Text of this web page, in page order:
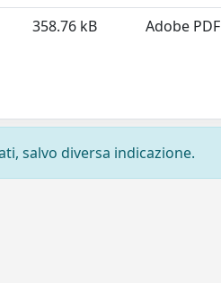
358.76 kB Adobe PDF
salvo diversa indicazione.